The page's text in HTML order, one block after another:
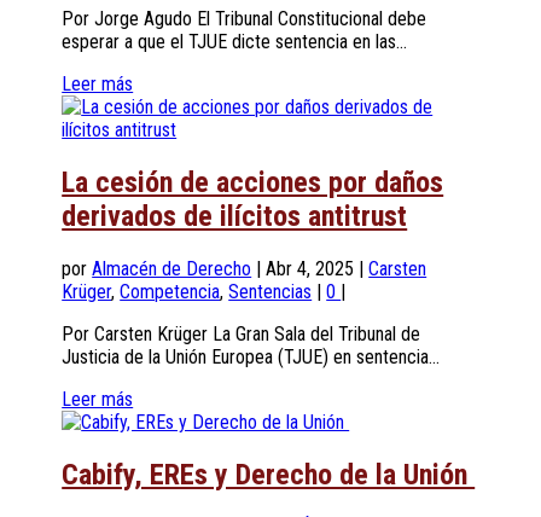
Por Jorge Agudo El Tribunal Constitucional debe
esperar a que el TJUE dicte sentencia en las...
Leer más
La cesión de acciones por daños
derivados de ilícitos antitrust
porAlmacén de Derecho |Abr 4, 2025 |Carsten
Krüger,Competencia,Sentencias |0 |
Por Carsten Krüger La Gran Sala del Tribunal de
Justicia de la Unión Europea (TJUE) en sentencia...
Leer más
Cabify, EREs y Derecho de la Unión